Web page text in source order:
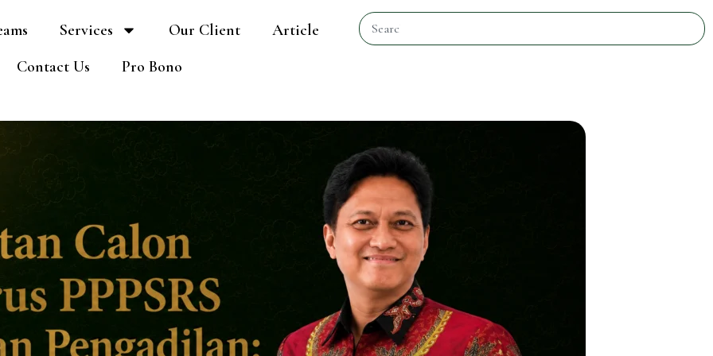
Services Our Client
Article
Contact Us Pro Bono
Search